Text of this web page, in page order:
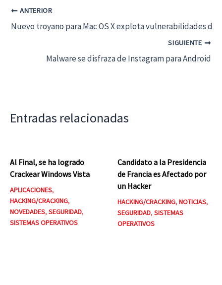
ANTERIOR
Nuevo troyano para Mac OS X explota vulnerabilidades de
SIGUIENTE
Malware se disfraza de Instagram para Android
Entradas relacionadas
Al Final, se ha logrado
Crackear Windows Vista
APLICACIONES,
HACKING/CRACKING,
NOVEDADES, SEGURIDAD,
SISTEMAS OPERATIVOS
Candidato a la Presidencia
de Francia es Afectado por
un Hacker
HACKING/CRACKING, NOTICIAS,
SEGURIDAD, SISTEMAS
OPERATIVOS